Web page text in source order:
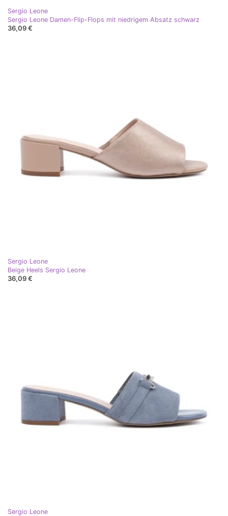
Sergio Leone
Sergio Leone Damen-Flip-Flops mit niedrigem Absatz schwarz
36,09 €
Sergio Leone
Beige Heels Sergio Leone
36,09 €
Sergio Leone